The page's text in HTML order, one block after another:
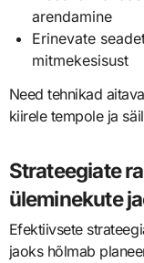
arendamine
Erinevate
mitmekesisust
Need tehnikad
kiirele tempole ja
Strateegiate
üleminekute
Efektiivsete
jaoks hõlmab